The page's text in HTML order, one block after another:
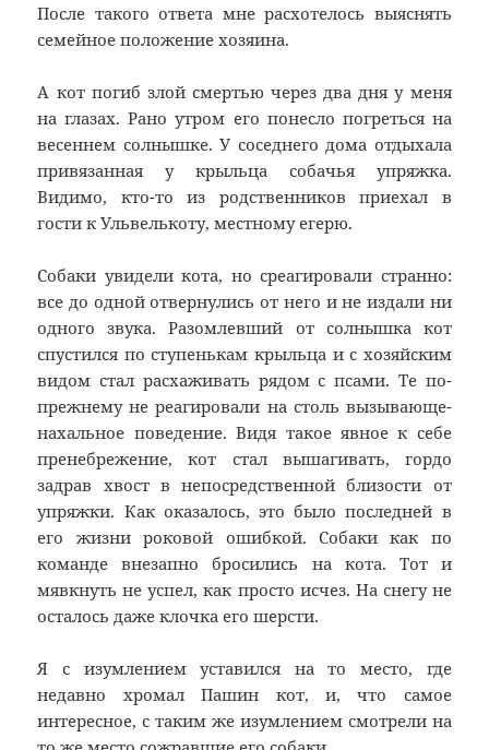
После такого ответа мне расхотелось выяснять
семейное положение хозяина.
А кот погиб злой смертью через два дня у меня
на глазах. Рано утром его понесло погреться на
весеннем солнышке. У соседнего дома отдыхала
привязанная у крыльца собачья упряжка.
Видимо, кто-то из родственников приехал в
гости к Ульвелькоту, местному егерю.
Собаки увидели кота, но среагировали странно:
все до одной отвернулись от него и не издали ни
одного звука. Разомлевший от солнышка кот
спустился по ступенькам крыльца и с хозяйским
видом стал расхаживать рядом с псами. Те по-
прежнему не реагировали на столь вызывающе-
нахальное поведение. Видя такое явное к себе
пренебрежение, кот стал вышагивать, гордо
задрав хвост в непосредственной близости от
упряжки. Как оказалось, это было последней в
его жизни роковой ошибкой. Собаки как по
команде внезапно бросились на кота. Тот и
мявкнуть не успел, как просто исчез. На снегу не
осталось даже клочка его шерсти.
Я с изумлением уставился на то место, где
недавно хромал Пашин кот, и, что самое
интересное, с таким же изумлением смотрели на